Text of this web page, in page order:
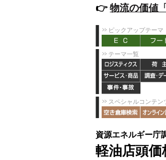
👉️物流の価値
ピックアップテーマ
テーマ一覧
スペシャルコンテン
資源エネルギー庁
軽油店頭